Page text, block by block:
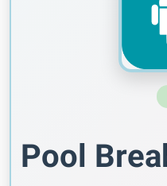
Pool